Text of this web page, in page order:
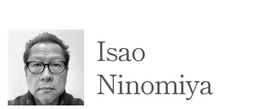
Isao
Ninomiya